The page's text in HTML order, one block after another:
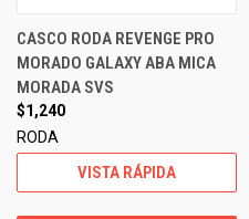
CASCO RODA REVENGE PRO
MORADO GALAXY ABA MICA
MORADA SVS
$1,240
RODA
VISTA RÁPIDA